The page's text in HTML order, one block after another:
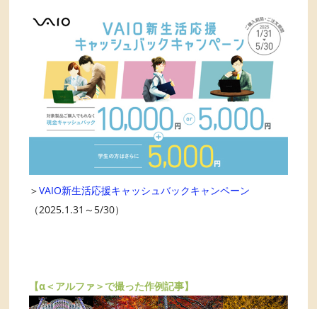
＞VAIO新生活応援キャッシュバックキャンペーン
（2025.1.31～5/30）
【α＜アルファ＞で撮った作例記事】